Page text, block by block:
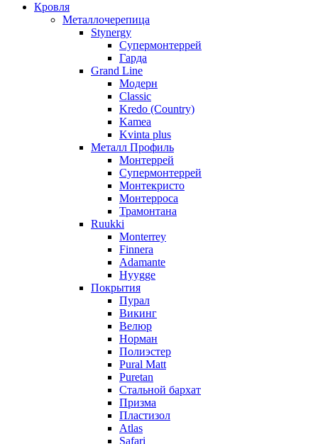
Кровля
Металлочерепица
Stynergy
Супермонтеррей
Гарда
Grand Line
Модерн
Classic
Kredo (Country)
Kamea
Kvinta plus
Металл Профиль
Монтеррей
Супермонтеррей
Монтекристо
Монтерроса
Трамонтана
Ruukki
Monterrey
Finnera
Adamante
Hyygge
Покрытия
Пурал
Викинг
Велюр
Норман
Полиэстер
Pural Matt
Puretan
Стальной бархат
Призма
Пластизол
Atlas
Safari